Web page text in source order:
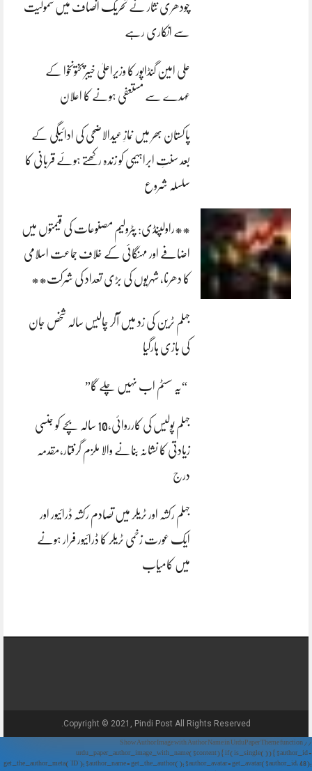
چودھری نثار نے تحریک انصاف میں شمولیت
سے انکاری رہے
علی امین گنڈاپور کا وزیراعلیٰ خیبرپختونخوا کے
عہدے سے مستعفی ہونے کا اعلان
پاکستان بھر میں نمازِ عیدالاضحی کی ادائیگی کے
بعد سنتِ ابراہیمی کو زندہ رکھتے ہوئے قربانی کا
سلسلہ شروع
**راولپنڈی: پٹرولیم مصنوعات کی قیمتوں میں
اضافے اور مہنگائی کے خلاف جماعت اسلامی
کا دھرنا، شہریوں کی بڑی تعداد کی شرکت**
جہلم ٹرین کی زد میں آکر چالیس سالہ شخص جان
کی بازی ہارگیا
“یہ سسٹم اب نہیں چلے گا”
جہلم پولیس کی کارروائی،10 سالہ بچے کو جنسی
زیادتی کا نشانہ بنانے والا ملزم گرفتار،مقدمہ
درج
جہلم رکشہ اور ٹریلر میں تصادم رکشہ ڈرائیور اور
ایک عورت زخمی ٹریلر کا ڈرائیور فرار ہونے
میں کامیاب
Copyright © 2021, Pindi Post All Rights Reserved.
// Show Author Image with Author Name in UrduPaper Theme function
urdu_paper_author_image_with_name($content) { if (is_single()) { $author_id =
get_the_author_meta('ID'); $author_name = get_the_author(); $author_avatar = get_avatar($author_id, 48);